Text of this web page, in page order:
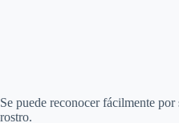
Se puede reconocer fácilmente
rostro.